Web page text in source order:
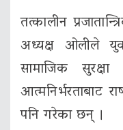
तत्कालीन
अध्यक्ष ओलीले
सामाजिक
आत्मनिर्भरताबाट
पनि गरेका छन् ।